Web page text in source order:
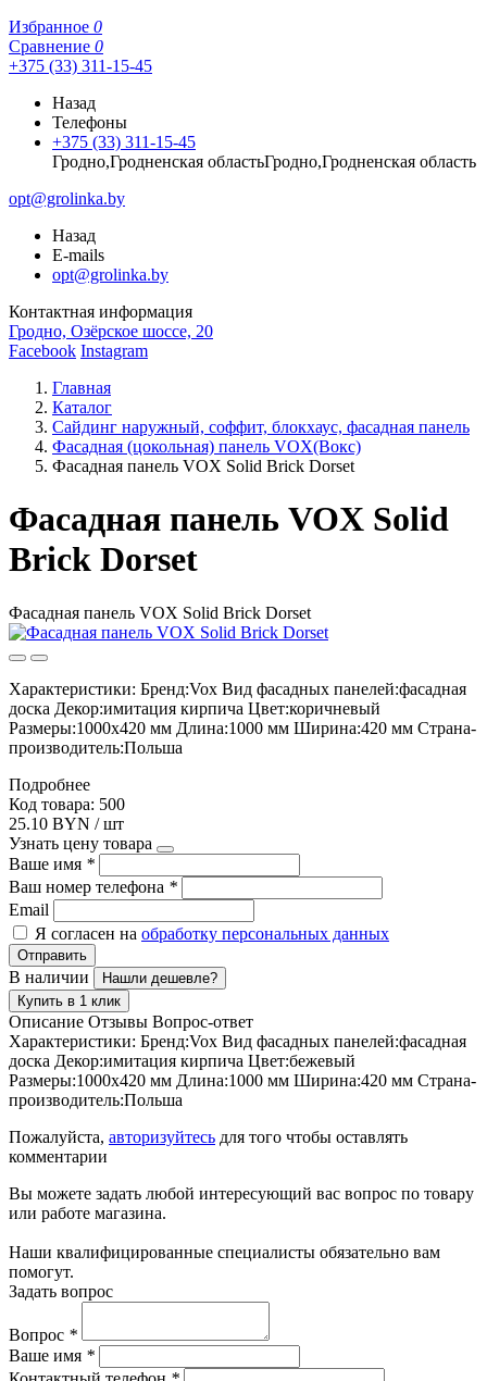
Избранное 0
Сравнение 0
+375 (33) 311-15-45
Назад
Телефоны
+375 (33) 311-15-45
Гродно,Гродненская областьГродно,Гродненская область
opt@grolinka.by
Назад
E-mails
opt@grolinka.by
Контактная информация
Гродно, Озёрское шоссе, 20
Facebook Instagram
Главная
Каталог
Сайдинг наружный, соффит, блокхаус, фасадная панель
Фасадная (цокольная) панель VOX(Вокс)
Фасадная панель VOX Solid Brick Dorset
Фасадная панель VOX Solid
Brick Dorset
Фасадная панель VOX Solid Brick Dorset
Характеристики: Бренд:Vox Вид фасадных панелей:фасадная
доска Декор:имитация кирпича Цвет:коричневый
Размеры:1000х420 мм Длина:1000 мм Ширина:420 мм Страна-
производитель:Польша
Подробнее
Код товара: 500
25.10 BYN / шт
Узнать цену товара
Ваше имя *
Ваш номер телефона *
Email
Я согласен на обработку персональных данных
Отправить
В наличии
Нашли дешевле?
Купить в 1 клик
Описание Отзывы Вопрос-ответ
Характеристики: Бренд:Vox Вид фасадных панелей:фасадная
доска Декор:имитация кирпича Цвет:бежевый
Размеры:1000х420 мм Длина:1000 мм Ширина:420 мм Страна-
производитель:Польша
Пожалуйста, авторизуйтесь для того чтобы оставлять
комментарии
Вы можете задать любой интересующий вас вопрос по товару
или работе магазина.
Наши квалифицированные специалисты обязательно вам
помогут.
Задать вопрос
Вопрос *
Ваше имя *